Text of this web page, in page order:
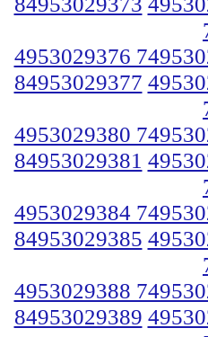
4953029376
84953029377
4953029380
84953029381
4953029384
84953029385
4953029388
84953029389